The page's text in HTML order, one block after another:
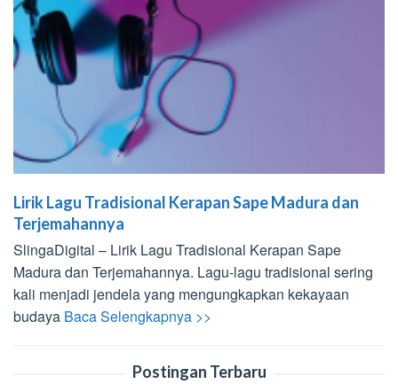
Lirik Lagu Tradisional Kerapan Sape Madura dan
Terjemahannya
SlingaDigital – Lirik Lagu Tradisional Kerapan Sape
Madura dan Terjemahannya. Lagu-lagu tradisional sering
kali menjadi jendela yang mengungkapkan kekayaan
budaya Baca Selengkapnya >>
Postingan Terbaru